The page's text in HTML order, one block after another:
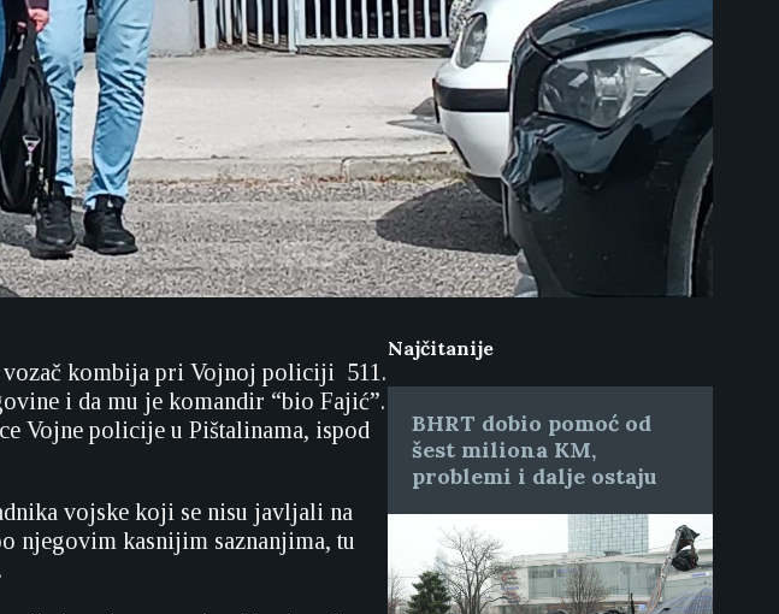
vozač kombija pri Vojnoj policiji 511.
i da mu je komandir “bio Fajić”.
Vojne policije u Pištalinama, ispod
vojske koji se nisu javljali na
njegovim kasnijim saznanjima, tu
Najčitanije
BHRT dobio pomoć od
šest miliona KM,
problemi i dalje ostaju